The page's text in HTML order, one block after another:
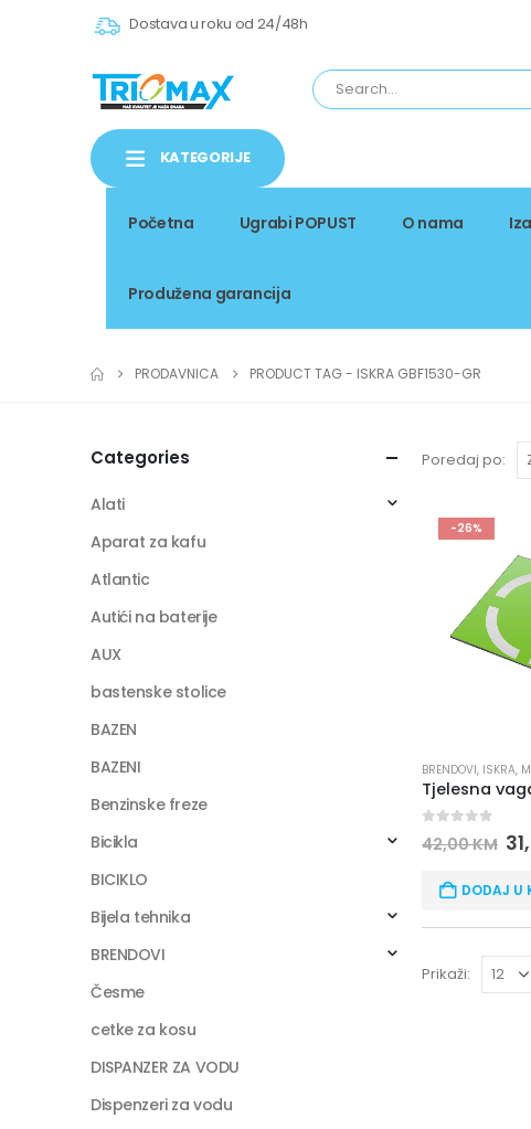
Dostava u roku od 24/48h
KATEGORIJE
Početna Ugrabi POPUST O nama
Produžena garancija
PRODAVNICA PRODUCT TAG - ISKRA GBF1530-GR
Poredaj po:
-26%
BRENDOVI, ISKRA,
out of 5
42,00KM
DODAJ U
Prikaži:
Categories
Alati
Aparat za kafu
Atlantic
Autići na baterije
AUX
bastenske stolice
BAZEN
BAZENI
Benzinske freze
Bicikla
BICIKLO
Bijela tehnika
BRENDOVI
Česme
cetke za kosu
DISPANZER ZA VODU
Dispenzeri za vodu